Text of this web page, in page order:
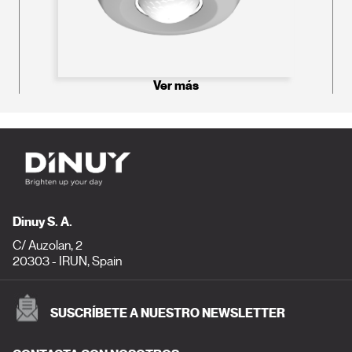
Ver más
Dinuy S. A.
C/ Auzolan, 2
20303 - IRUN, Spain
SUSCRÍBETE A NUESTRO NEWSLETTER